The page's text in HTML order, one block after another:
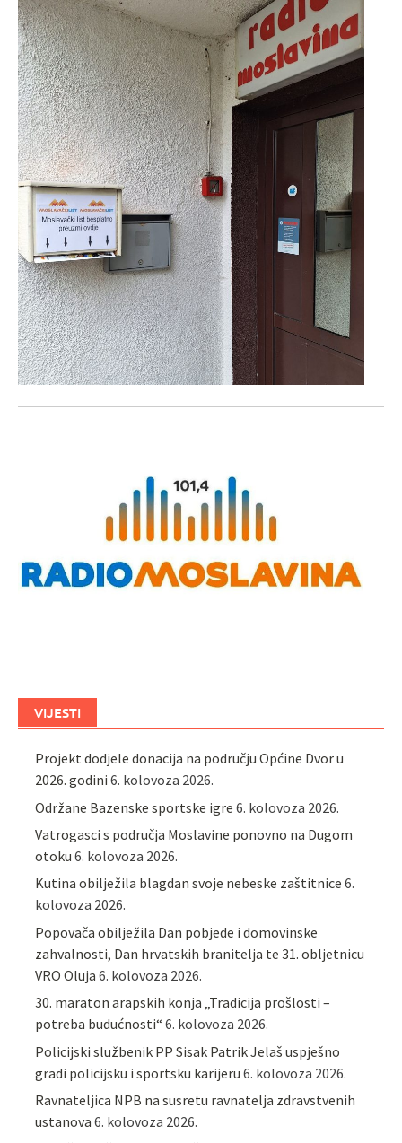
VIJESTI
Projekt dodjele donacija na području Općine Dvor u
2026. godini 6. kolovoza 2026.
Održane Bazenske sportske igre 6. kolovoza 2026.
Vatrogasci s područja Moslavine ponovno na Dugom
otoku 6. kolovoza 2026.
Kutina obilježila blagdan svoje nebeske zaštitnice 6.
kolovoza 2026.
Popovača obilježila Dan pobjede i domovinske
zahvalnosti, Dan hrvatskih branitelja te 31. obljetnicu
VRO Oluja 6. kolovoza 2026.
30. maraton arapskih konja „Tradicija prošlosti –
potreba budućnosti“ 6. kolovoza 2026.
Policijski službenik PP Sisak Patrik Jelaš uspješno
gradi policijsku i sportsku karijeru 6. kolovoza 2026.
Ravnateljica NPB na susretu ravnatelja zdravstvenih
ustanova 6. kolovoza 2026.